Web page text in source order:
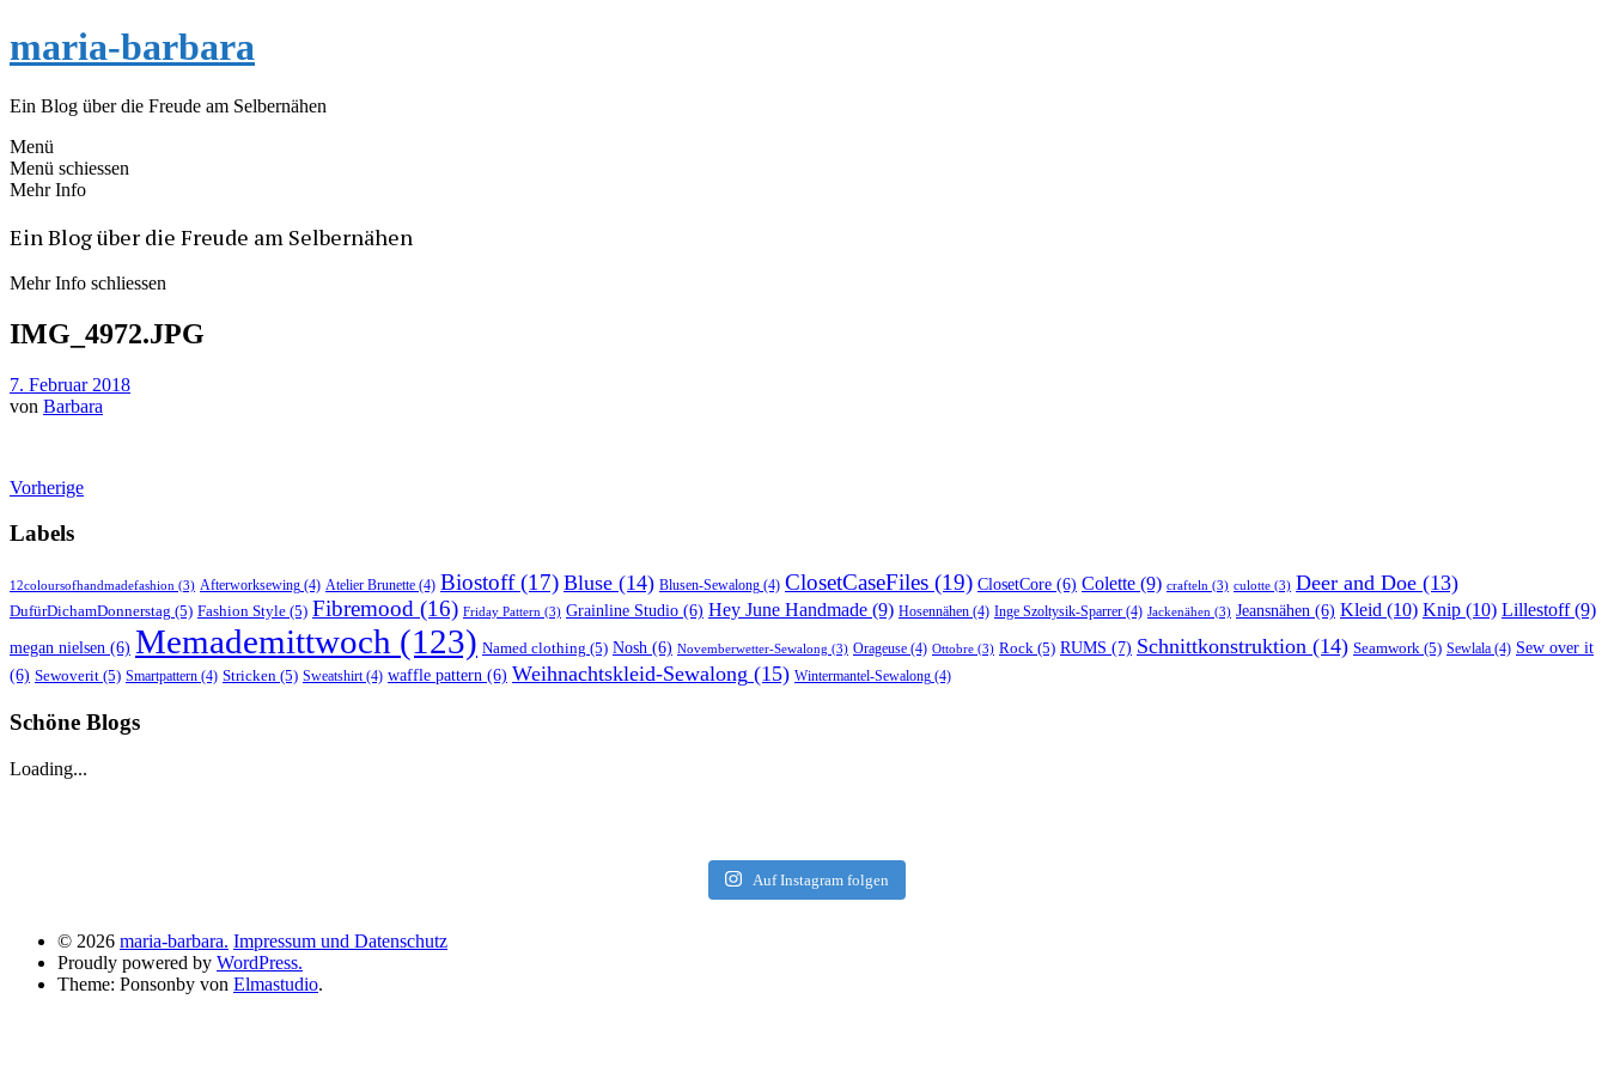
maria-barbara
Ein Blog über die Freude am Selbernähen
Menü
Menü schiessen
Mehr Info
Ein Blog über die Freude am Selbernähen
Mehr Info schliessen
IMG_4972.JPG
7. Februar 2018
von Barbara
Vorherige
Labels
12coloursofhandmadefashion (3) Afterworksewing (4) Atelier Brunette (4) Biostoff(17) Bluse (14) Blusen-Sewalong (4) ClosetCaseFiles (19) ClosetCore (6) Colette (9) crafteln (3) culotte (3) Deer and Doe (13)
DufürDichamDonnerstag (5) Fashion Style (5) Fibremood (16) Friday Pattern (3) Grainline Studio (6) Hey June Handmade (9) Hosennähen (4) Inge Szoltysik-Sparrer (4) Jackenähen (3) Jeansnähen (6) Kleid (10) Knip (10) Lillestoff(9)
megan nielsen (6) Memademittwoch (123) Named clothing (5) Nosh (6) Novemberwetter-Sewalong (3) Orageuse (4) Ottobre (3) Rock (5) RUMS (7) Schnittkonstruktion (14) Seamwork (5) Sewlala (4) Sew over it
(6) Sewoverit (5) Smartpattern (4) Stricken (5) Sweatshirt(4) waffle pattern (6) Weihnachtskleid-Sewalong (15) Wintermantel-Sewalong (4)
Schöne Blogs
Loading...
Auf Instagram folgen
© 2026 maria-barbara. Impressum und Datenschutz
Proudly powered by WordPress.
Theme: Ponsonby von Elmastudio.